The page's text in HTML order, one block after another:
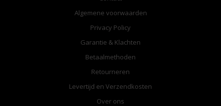
Algemene voorwaarden
Privacy Policy
Garantie & Klachten
Betaalmethoden
Retourneren
Levertijd en Verzendkosten
Over ons